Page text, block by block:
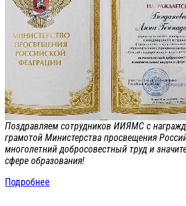
Поздравляем сотрудников ИИЯМС с
грамотой Министерства просвещения
многолетний добросовестный труд и
сфере образования!
Подробнее